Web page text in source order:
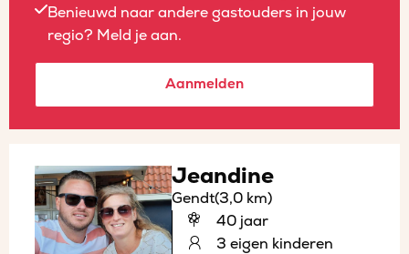
Benieuwd naar andere gastouders in jouw
regio? Meld je aan.
Aanmelden
Jeandine
Gendt(3,0 km)
40 jaar
3 eigen kinderen